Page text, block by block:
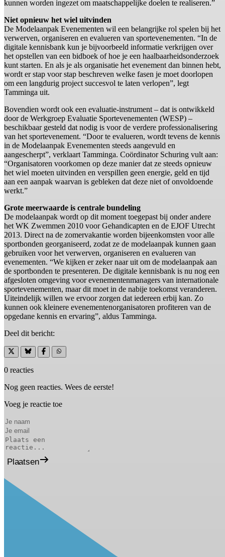
kunnen worden ingezet om maatschappelijke doelen te realiseren.”
Niet opnieuw het wiel uitvinden
De Modelaanpak Evenementen wil een belangrijke rol spelen bij het
verwerven, organiseren en evalueren van sportevenementen. “In de
digitale kennisbank kun je bijvoorbeeld informatie verkrijgen over
het opstellen van een bidboek of hoe je een haalbaarheidsonderzoek
kunt starten. En als je als organisatie het evenement dan binnen hebt,
wordt er stap voor stap beschreven welke fasen je moet doorlopen
om een langdurig project succesvol te laten verlopen”, legt
Tamminga uit.
Bovendien wordt ook een evaluatie-instrument – dat is ontwikkeld
door de Werkgroep Evaluatie Sportevenementen (WESP) –
beschikbaar gesteld dat nodig is voor de verdere professionalisering
van het sportevenement. “Door te evalueren, wordt tevens de kennis
in de Modelaanpak Evenementen steeds aangevuld en
aangescherpt”, verklaart Tamminga. Coördinator Schuring vult aan:
“Organisatoren voorkomen op deze manier dat ze steeds opnieuw
het wiel moeten uitvinden en verspillen geen energie, geld en tijd
aan een aanpak waarvan is gebleken dat deze niet of onvoldoende
werkt.”
Grote meerwaarde is centrale bundeling
De modelaanpak wordt op dit moment toegepast bij onder andere
het WK Zwemmen 2010 voor Gehandicapten en de EJOF Utrecht
2013. Direct na de zomervakantie worden bijeenkomsten voor alle
sportbonden georganiseerd, zodat ze de modelaanpak kunnen gaan
gebruiken voor het verwerven, organiseren en evalueren van
evenementen. “We kijken er zeker naar uit om de modelaanpak aan
de sportbonden te presenteren. De digitale kennisbank is nu nog een
afgesloten omgeving voor evenementenmanagers van internationale
sportevenementen, maar dit moet in de nabije toekomst veranderen.
Uiteindelijk willen we ervoor zorgen dat iedereen erbij kan. Zo
kunnen ook kleinere evenementenorganisatoren profiteren van de
opgedane kennis en ervaring”, aldus Tamminga.
Deel dit bericht:
0 reacties
Nog geen reacties. Wees de eerste!
Voeg je reactie toe
Plaatsen